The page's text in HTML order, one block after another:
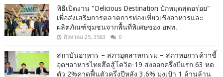
พิธีเปิดงาน "Delicious Destination ปักหมุดสุดอร่อย"
เพื่อส่งเสริมการตลาดการท่องเที่ยวเชิงอาหารและ
ผลิตภัณฑ์ชุมชนจากพื้นที่พิเศษของ อพท.
สิงหาคม 25, 2563 0
สถาบันอาหาร – สภาอุตสาหกรรม – สภาหอการค้าฯชี้
อุตฯอาหารไทยฮึดสู้โควิด-19 ส่งออกครึ่งปีแรก 63 หด
ตัว 2%คาดฟื้นตัวครึ่งปีหลัง 3.6% มุ่งเป้า 1 ล้านล้าน